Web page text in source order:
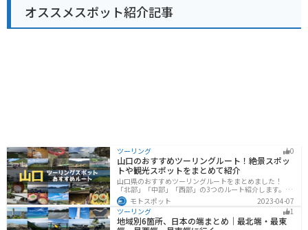
みねへのアクセス】 * 車：長崎自動車道 東脊振ICから約
10分 * 電車：JR長崎本線 肥前山口駅からタクシーで約2
0分 * バイク：駐車場、バイクスタンドあり 【道の駅 か
オススメスポット紹介記事
ツーリング 0
山口のおすすめツーリングルート！絶景スポッ
トや観光スポットをまとめて紹介
山口県のおすすめツーリングルートをまとめました！
「北部」「中部」「西部」の3つのルート紹介します。美
しい海岸線や山々を楽しむことができます。バイクで山
口県にツーリングに行く際は参考にしてください。
モトスポット
2023-04-07
ツーリング
1
地域別6箇所、日本の端まとめ｜最北端・最東